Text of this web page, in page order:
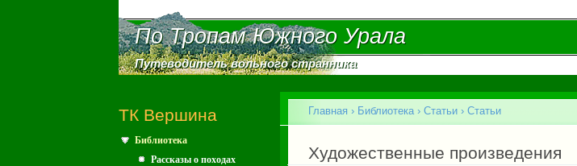
По Тропам Южного Урала
По Тропам Южного Урала
Путеводитель вольного странника
Путеводитель вольного странника
ТК Вершина
Библиотека
Рассказы о походах
Вы здесь
Главная › Библиотека › Статьи › Статьи
Художественные произведения